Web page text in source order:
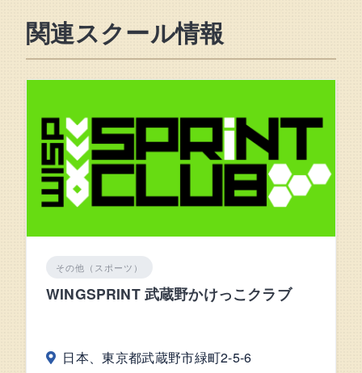
関連スクール情報
その他（スポーツ）
WINGSPRINT 武蔵野かけっこクラブ
日本、東京都武蔵野市緑町2-5-6